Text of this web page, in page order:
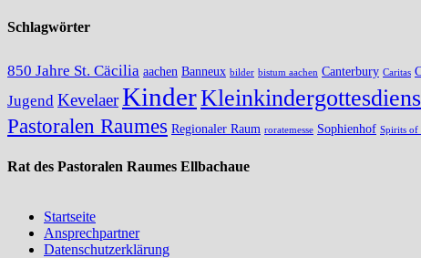
Schlagwörter
850 Jahre St. Cäcilia aachen Banneux bilder bistum aachen Canterbury Caritas
Jugend KevelaerKinder
Pastoralen Raumes Regionaler Raum roratemesse Sophienhof Spirits of
Rat des Pastoralen Raumes Ellbachaue
Startseite
Ansprechpartner
Datenschutzerklärung